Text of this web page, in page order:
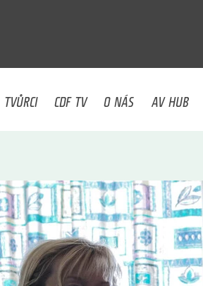
TVŮRCI CDF TV O NÁS AV HUB